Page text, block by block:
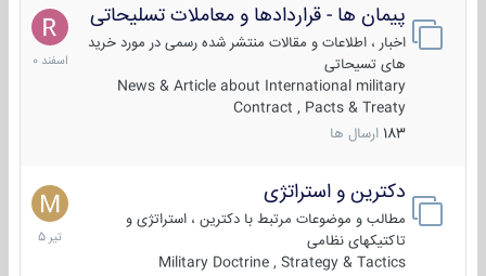
پیمان ها - قراردادها و معاملات تسلیحاتی
اخبار ، اطلاعات و مقالات منتشر شده رسمی در مورد خرید
های تسیحاتی
News & Article about International military
Contract , Pacts & Treaty
183 ارسال ها
7
اسفند
1400
دکترین و استراتژی
مطالب و موضوعات مرتبط با دکترین ، استراتژی و
تاکتیکهای نظامی
Military Doctrine , Strategy & Tactics
27
تیر
1405